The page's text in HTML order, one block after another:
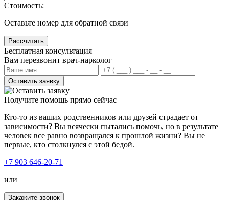
Стоимость:
Оставьте номер для обратной связи
Рассчитать
Бесплатная консультация
Вам перезвонит врач-нарколог
Оставить заявку
Получите помощь прямо сейчас
Кто-то из ваших родственников или друзей страдает от
зависимости? Вы всячески пытались помочь, но в результате
человек все равно возвращался к прошлой жизни? Вы не
первые, кто столкнулся с этой бедой.
+7 903 646-20-71
или
Закажите звонок